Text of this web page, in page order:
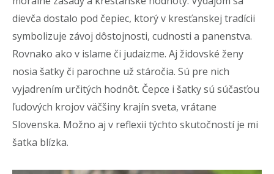
dievča dostalo pod čepiec, ktorý v kresťanskej tradícii
symbolizuje závoj dôstojnosti, cudnosti a panenstva.
Rovnako ako v islame či judaizme. Aj židovské ženy
nosia šatky či parochne už stáročia. Sú pre nich
vyjadrením určitých hodnôt. Čepce i šatky sú súčasťou
ľudových krojov väčšiny krajín sveta, vrátane
Slovenska. Možno aj v reflexii týchto skutočností je mi
šatka blízka.